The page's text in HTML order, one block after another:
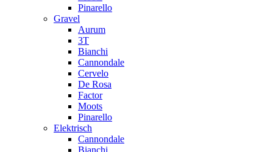
Pinarello
Gravel
Aurum
3T
Bianchi
Cannondale
Cervelo
De Rosa
Factor
Moots
Pinarello
Elektrisch
Cannondale
Bianchi